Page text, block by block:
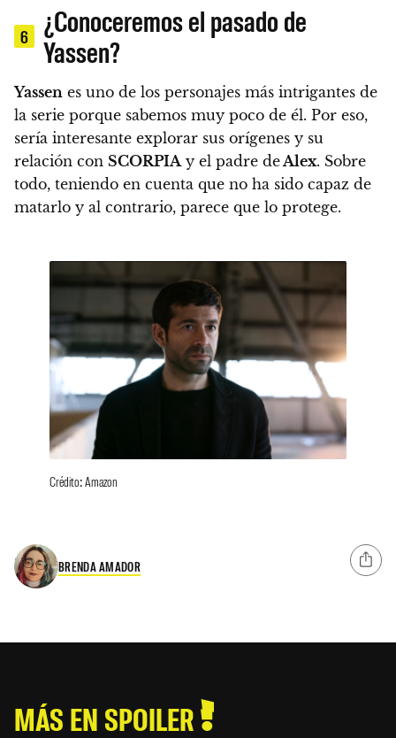
6
¿Conoceremos el pasado de
Yassen?
Yassen es uno de los personajes más intrigantes de
la serie porque sabemos muy poco de él. Por eso,
sería interesante explorar sus orígenes y su
relación con SCORPIA y el padre de Alex. Sobre
todo, teniendo en cuenta que no ha sido capaz de
matarlo y al contrario, parece que lo protege.
Crédito: Amazon
BRENDA AMADOR
MÁS EN SPOILER